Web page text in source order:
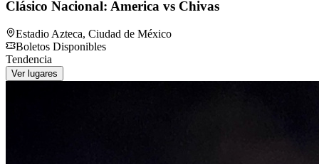
Clásico Nacional: America vs Chivas
Estadio Azteca, Ciudad de México
Boletos Disponibles
Tendencia
Ver lugares